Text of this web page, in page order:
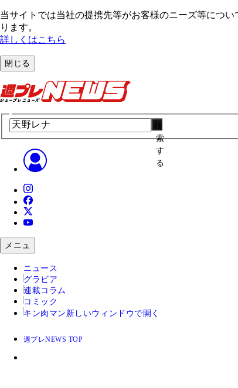
当サイトでは当社の提携先等がお客様のニーズ等につ
ります。
詳しくはこちら
閉じる
索
す
る
メニュ
ニュース
グラビア
連載コラム
コミック
キン肉マン 新しいウィンドウで開く
週プレNEWS TOP